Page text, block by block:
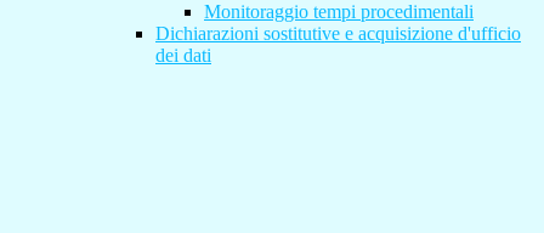
Monitoraggio tempi procedimentali
Dichiarazioni sostitutive e acquisizione d'ufficio
dei dati